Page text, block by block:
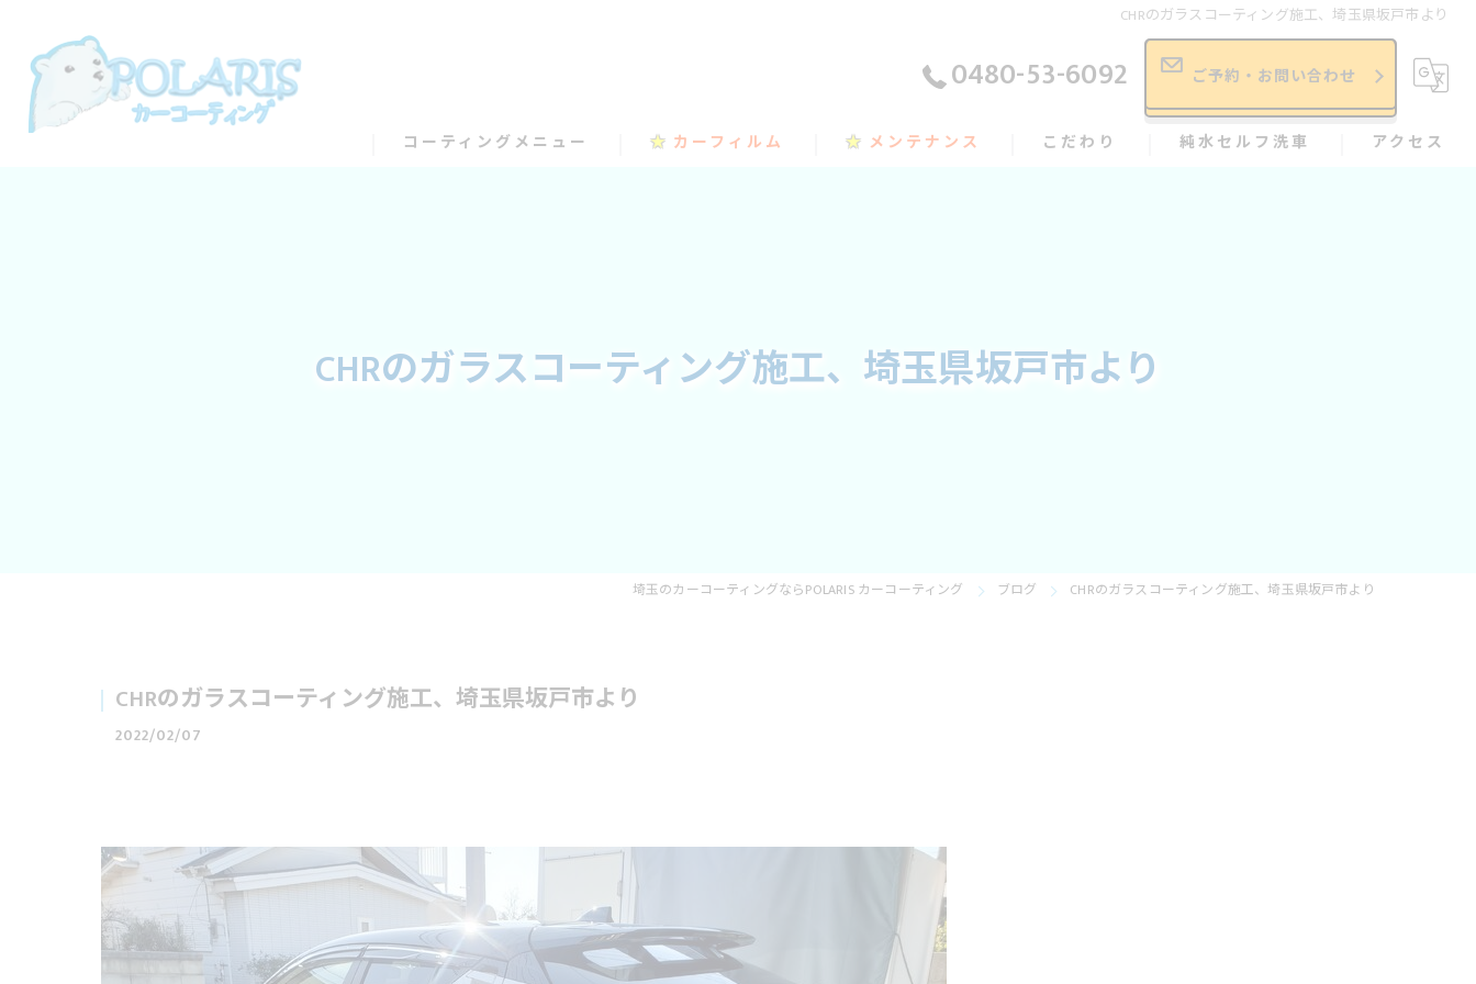
CHRのガラスコーティング施工、埼玉県坂戸市より
0480-53-6092 ご予約・お問い合わせ
コーティングメニュー ★ カーフィルム ★ メンテナンス こだわり 純水セルフ洗車 アクセス
CHRのガラスコーティング施工、埼玉県坂戸市より
埼玉のカーコーティングならPOLARIS カーコーティング ブログ CHRのガラスコーティング施工、埼玉県坂戸市より
CHRのガラスコーティング施工、埼玉県坂戸市より
2022/02/07